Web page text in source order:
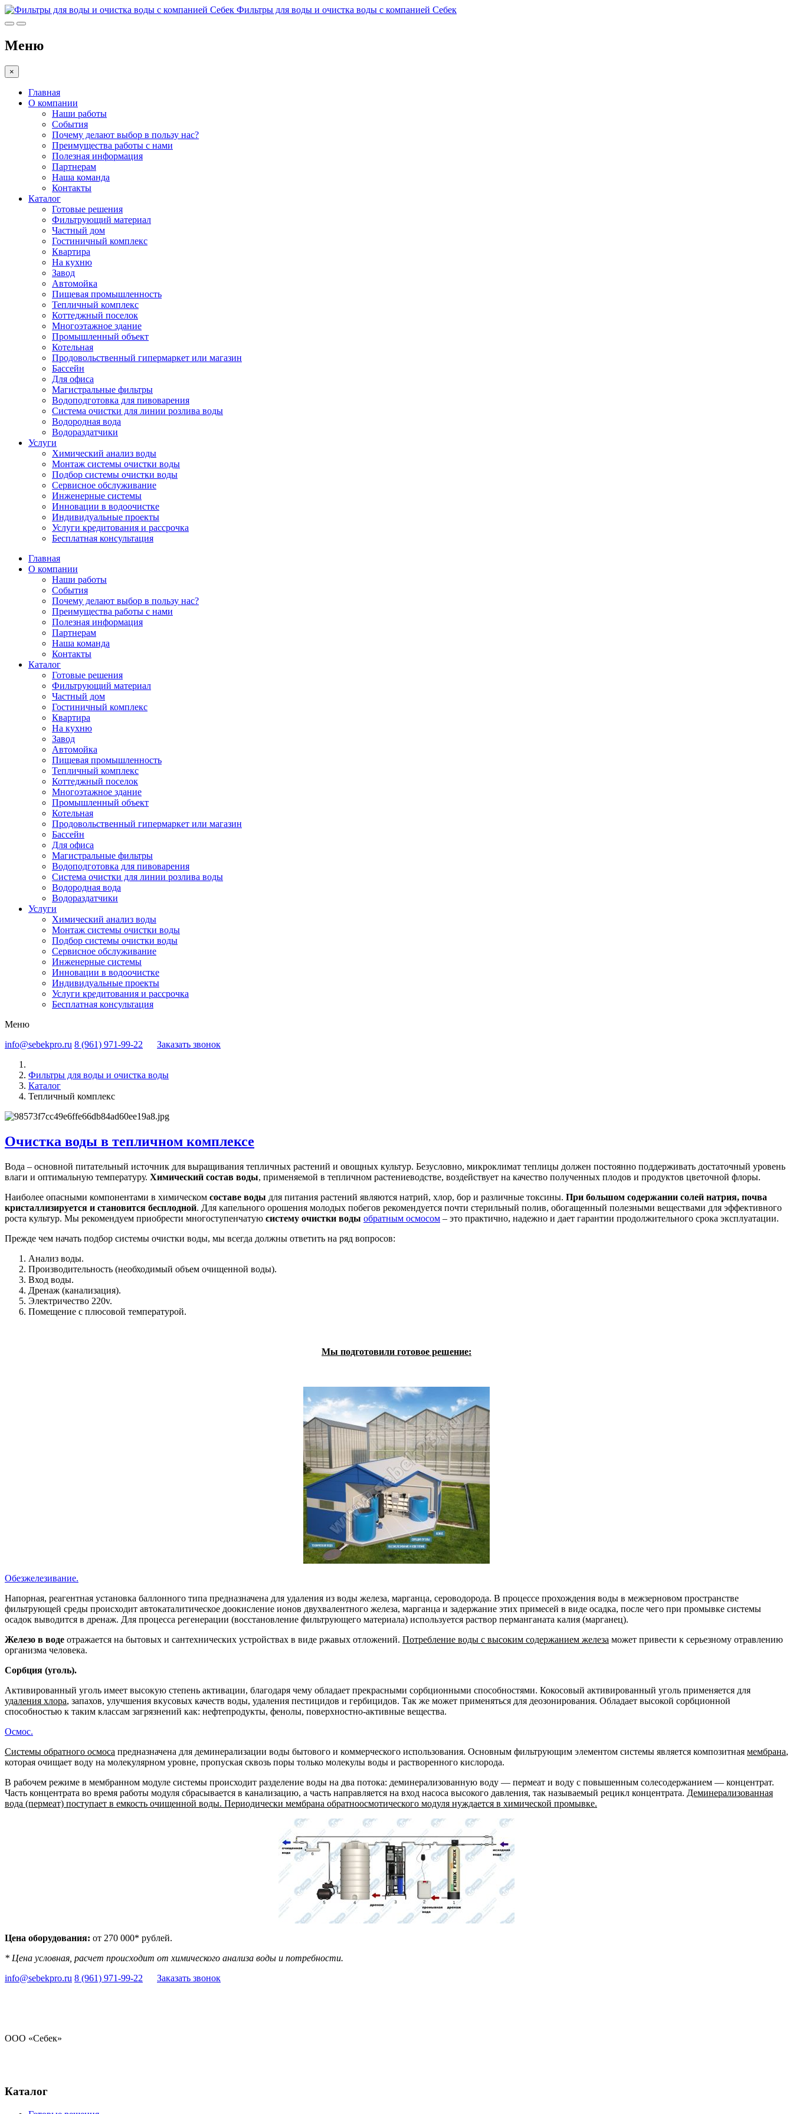
Фильтры для воды и очистка воды с компанией Себек
Меню
×
Главная
О компании
Наши работы
События
Почему делают выбор в пользу нас?
Преимущества работы с нами
Полезная информация
Партнерам
Наша команда
Контакты
Каталог
Готовые решения
Фильтрующий материал
Частный дом
Гостиничный комплекс
Квартира
На кухню
Завод
Автомойка
Пищевая промышленность
Тепличный комплекс
Коттеджный поселок
Многоэтажное здание
Промышленный объект
Котельная
Продовольственный гипермаркет или магазин
Бассейн
Для офиса
Магистральные фильтры
Водоподготовка для пивоварения
Система очистки для линии розлива воды
Водородная вода
Водораздатчики
Услуги
Химический анализ воды
Монтаж системы очистки воды
Подбор системы очистки воды
Сервисное обслуживание
Инженерные системы
Инновации в водоочистке
Индивидуальные проекты
Услуги кредитования и рассрочка
Бесплатная консультация
Главная
О компании
Наши работы
События
Почему делают выбор в пользу нас?
Преимущества работы с нами
Полезная информация
Партнерам
Наша команда
Контакты
Каталог
Готовые решения
Фильтрующий материал
Частный дом
Гостиничный комплекс
Квартира
На кухню
Завод
Автомойка
Пищевая промышленность
Тепличный комплекс
Коттеджный поселок
Многоэтажное здание
Промышленный объект
Котельная
Продовольственный гипермаркет или магазин
Бассейн
Для офиса
Магистральные фильтры
Водоподготовка для пивоварения
Система очистки для линии розлива воды
Водородная вода
Водораздатчики
Услуги
Химический анализ воды
Монтаж системы очистки воды
Подбор системы очистки воды
Сервисное обслуживание
Инженерные системы
Инновации в водоочистке
Индивидуальные проекты
Услуги кредитования и рассрочка
Бесплатная консультация
Меню
info@sebekpro.ru 8 (961) 971-99-22 Заказать звонок
Фильтры для воды и очистка воды
Каталог
Тепличный комплекс
Очистка воды в тепличном комплексе
Вода – основной питательный источник для выращивания тепличных растений и овощных культур. Безусловно, микроклимат теплицы должен постоянно поддерживать достаточный уровень
влаги и оптимальную температуру. Химический состав воды, применяемой в тепличном растениеводстве, воздействует на качество полученных плодов и продуктов цветочной флоры.
Наиболее опасными компонентами в химическом составе воды для питания растений являются натрий, хлор, бор и различные токсины. При большом содержании солей натрия, почва
кристаллизируется и становится бесплодной. Для капельного орошения молодых побегов рекомендуется почти стерильный полив, обогащенный полезными веществами для эффективного
роста культур. Мы рекомендуем приобрести многоступенчатую систему очистки воды обратным осмосом – это практично, надежно и дает гарантии продолжительного срока эксплуатации.
Прежде чем начать подбор системы очистки воды, мы всегда должны ответить на ряд вопросов:
Анализ воды.
Производительность (необходимый объем очищенной воды).
Вход воды.
Дренаж (канализация).
Электричество 220v.
Помещение с плюсовой температурой.
Мы подготовили готовое решение:
Обезжелезивание.
Напорная, реагентная установка баллонного типа предназначена для удаления из воды железа, марганца, сероводорода. В процессе прохождения воды в межзерновом пространстве
фильтрующей среды происходит автокаталитическое доокисление ионов двухвалентного железа, марганца и задержание этих примесей в виде осадка, после чего при промывке системы
осадок выводится в дренаж. Для процесса регенерации (восстановление фильтрующего материала) используется раствор перманганата калия (марганец).
Железо в воде отражается на бытовых и сантехнических устройствах в виде ржавых отложений. Потребление воды с высоким содержанием железа может привести к серьезному отравлению
организма человека.
Сорбция (уголь).
Активированный уголь имеет высокую степень активации, благодаря чему обладает прекрасными сорбционными способностями. Кокосовый активированный уголь применяется для
удаления хлора, запахов, улучшения вкусовых качеств воды, удаления пестицидов и гербицидов. Так же может применяться для деозонирования. Обладает высокой сорбционной
способностью к таким классам загрязнений как: нефтепродукты, фенолы, поверхностно-активные вещества.
Осмос.
Системы обратного осмоса предназначена для деминерализации воды бытового и коммерческого использования. Основным фильтрующим элементом системы является композитная мембрана,
которая очищает воду на молекулярном уровне, пропуская сквозь поры только молекулы воды и растворенного кислорода.
В рабочем режиме в мембранном модуле системы происходит разделение воды на два потока: деминерализованную воду — пермеат и воду с повышенным солесодержанием — концентрат.
Часть концентрата во время работы модуля сбрасывается в канализацию, а часть направляется на вход насоса высокого давления, так называемый рецикл концентрата. Деминерализованная
вода (пермеат) поступает в емкость очищенной воды. Периодически мембрана обратноосмотического модуля нуждается в химической промывке.
Цена оборудования: от 270 000* рублей.
* Цена условная, расчет происходит от химического анализа воды и потребности.
info@sebekpro.ru 8 (961) 971-99-22 Заказать звонок
ООО «Себек»
Каталог